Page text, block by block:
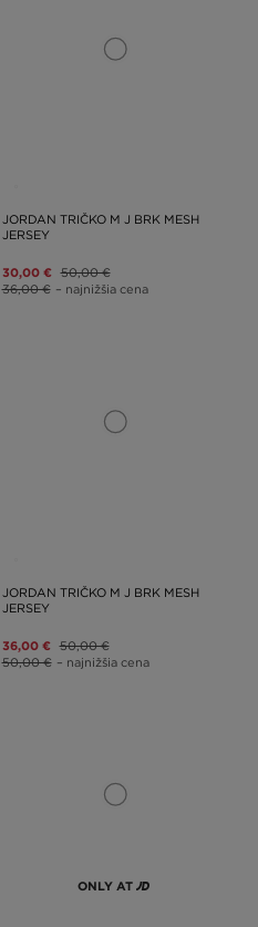
JORDAN TRIČKO M J BRK MESH
JERSEY
30,00 € 50,00 €
36,00 € – najnižšia cena
JORDAN TRIČKO M J BRK MESH
JERSEY
36,00 € 50,00 €
50,00 € – najnižšia cena
ONLY AT